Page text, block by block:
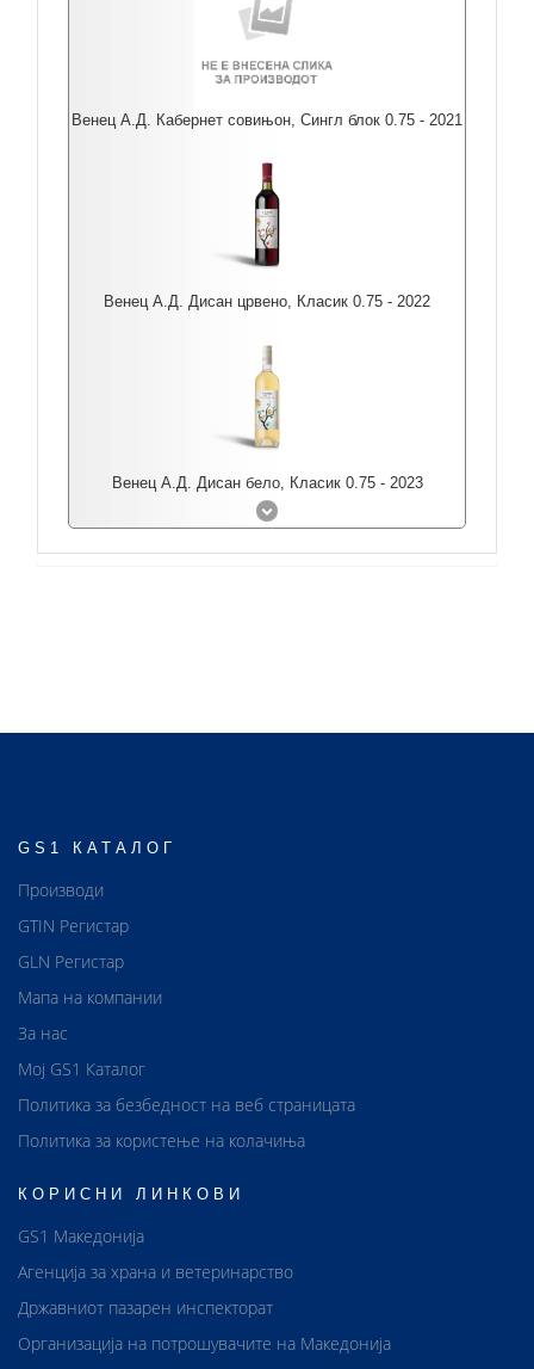
Венец А.Д. Кабернет совињон, Сингл блок 0.75 - 2021
Венец А.Д. Дисан црвено, Класик 0.75 - 2022
Венец А.Д. Дисан бело, Класик 0.75 - 2023
GS1 КАТАЛОГ
Производи
GTIN Регистар
GLN Регистар
Мапа на компании
За нас
Мој GS1 Каталог
Политика за безбедност на веб страницата
Политика за користење на колачиња
КОРИСНИ ЛИНКОВИ
GS1 Македонија
Агенција за храна и ветеринарство
Државниот пазарен инспекторат
Организација на потрошувачите на Македонија